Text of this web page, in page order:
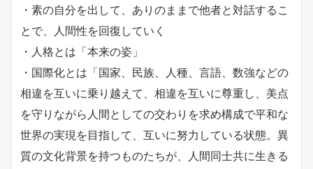
・素の自分を出して、ありのままで他者と対話するこ
とで、人間性を回復していく
・人格とは「本来の姿」
・国際化とは「国家、民族、人種、言語、数強などの
相違を互いに乗り越えて、相違を互いに尊重し、美点
を守りながら人間としての交わりを求め構成で平和な
世界の実現を目指して、互いに努力している状態。異
質の文化背景を持つものたちが、人間同士共に生きる